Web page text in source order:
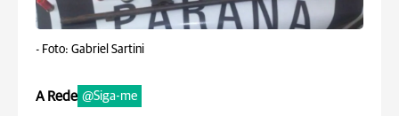
- Foto: Gabriel Sartini
A Rede @Siga-me